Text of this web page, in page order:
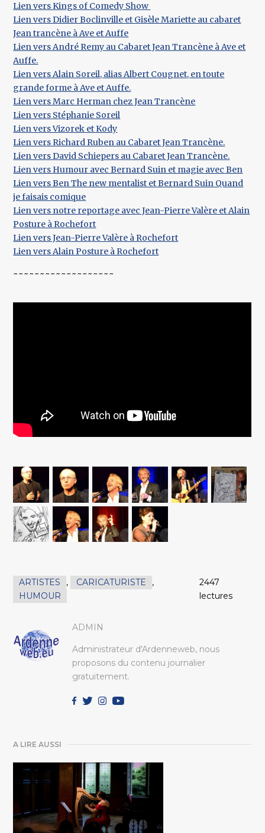
Lien vers Kings of Comedy Show
Lien vers Didier Boclinville et Gisèle Mariette au cabaret
Jean trancène à Ave et Auffe
Lien vers André Remy au Cabaret Jean Trancène à Ave et
Auffe.
Lien vers Alain Soreil, alias Albert Cougnet, en toute
grande forme à Ave et Auffe.
Lien vers Marc Herman chez Jean Trancène
Lien vers Stéphanie Soreil
Lien vers Vizorek et Kody
Lien vers Richard Ruben au Cabaret Jean Trancène.
Lien vers David Schiepers au Cabaret Jean Trancène.
Lien vers Humour avec Bernard Suin et magie avec Ben
Lien vers Ben The new mentalist et Bernard Suin Quand
je faisais comique
Lien vers notre reportage avec Jean-Pierre Valère et Alain
Posture à Rochefort
Lien vers Jean-Pierre Valère à Rochefort
Lien vers Alain Posture à Rochefort
~~~~~~~~~~~~~~~~~~~
ARTISTES , CARICATURISTE
,
HUMOUR
2447
lectures
ADMIN
Administrateur d'Ardenneweb, nous
proposons du contenu journalier
gratuitement.
A LIRE AUSSI